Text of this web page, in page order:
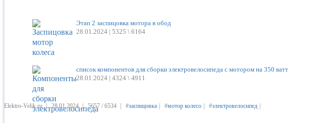
Этап 2 заспицовка мотора в обод
28.01.2024 | 5325 \ 6164
список компонентов для сборки электровелосипеда с мотором на 350 ватт
28.01.2024 | 4324 \ 4911
Elektro-Velik.ru | 28.01.2024 | 5657 / 6534 | #заспицовка | #мотор колесо | #электровелосипед |